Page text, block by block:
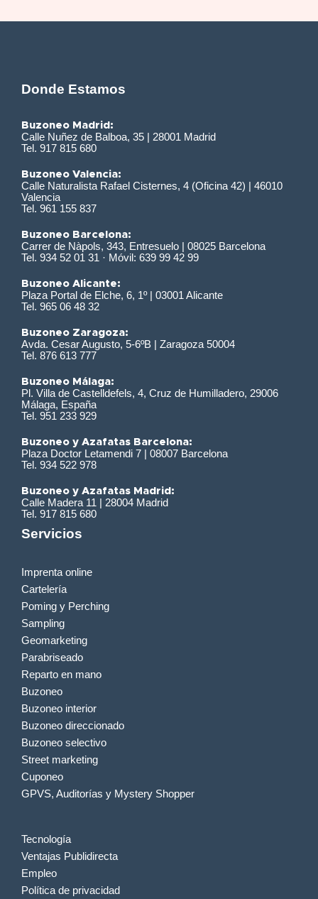
Donde Estamos
Buzoneo Madrid:
Calle Nuñez de Balboa, 35 | 28001 Madrid
Tel. 917 815 680
Buzoneo Valencia:
Calle Naturalista Rafael Cisternes, 4 (Oficina 42) | 46010
Valencia
Tel. 961 155 837
Buzoneo Barcelona:
Carrer de Nàpols, 343, Entresuelo | 08025 Barcelona
Tel. 934 52 01 31 · Móvil: 639 99 42 99
Buzoneo Alicante:
Plaza Portal de Elche, 6, 1º | 03001 Alicante
Tel. 965 06 48 32
Buzoneo Zaragoza:
Avda. Cesar Augusto, 5-6ºB | Zaragoza 50004
Tel. 876 613 777
Buzoneo Málaga:
Pl. Villa de Castelldefels, 4, Cruz de Humilladero, 29006
Málaga, España
Tel. 951 233 929
Buzoneo y Azafatas Barcelona:
Plaza Doctor Letamendi 7 | 08007 Barcelona
Tel. 934 522 978
Buzoneo y Azafatas Madrid:
Calle Madera 11 | 28004 Madrid
Tel. 917 815 680
Servicios
Imprenta online
Cartelería
Poming y Perching
Sampling
Geomarketing
Parabriseado
Reparto en mano
Buzoneo
Buzoneo interior
Buzoneo direccionado
Buzoneo selectivo
Street marketing
Cuponeo
GPVS, Auditorías y Mystery Shopper
Tecnología
Ventajas Publidirecta
Empleo
Política de privacidad